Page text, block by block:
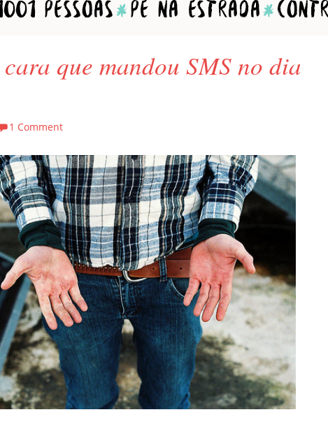
que mandou SMS no dia
1 Comment